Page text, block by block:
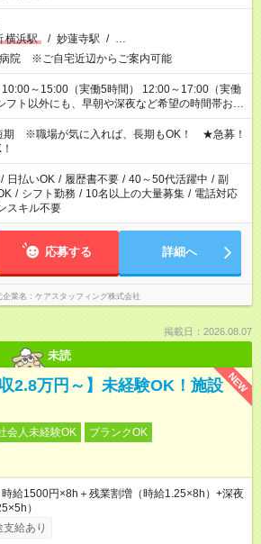
横浜駅 / 妙蓮寺駅 / …
院 ※ご自宅近辺からご案内可能
～15:00（実働5時間） 12:00～17:00（実働
事前に担当からヒアリングもしますので、ご安
期 ※職場が気に入れば、長期もOK！ ★急募！
/ 日払いOK / 履歴書不要 / 40～50代活躍中 / 副
/ シフト勤務 / 10名以上の大量募集 / 電話対応
スキル不要
応募する 詳細へ
企業名 ケアスタッフィング株式会社
掲載日：2026.08.07
未読
NEW
2.8万円～】未経験OK！施設
会人未経験OK
ブランクOK
時給1500円×8h＋残業割増（時給1.25×8h）+深夜
）
給あり